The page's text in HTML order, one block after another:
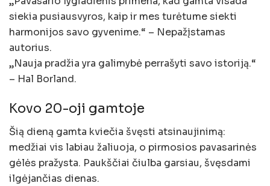
siekia pusiausvyros, kaip ir mes turėtume siekti
harmonijos savo gyvenime.“ – Nepažįstamas
autorius.
„Nauja pradžia yra galimybė perrašyti savo istoriją.“
– Hal Borland.
Kovo 20-oji gamtoje
Šią dieną gamta kviečia švęsti atsinaujinimą:
medžiai vis labiau žaliuoja, o pirmosios pavasarinės
gėlės pražysta. Paukščiai čiulba garsiau, švęsdami
ilgėjančias dienas.